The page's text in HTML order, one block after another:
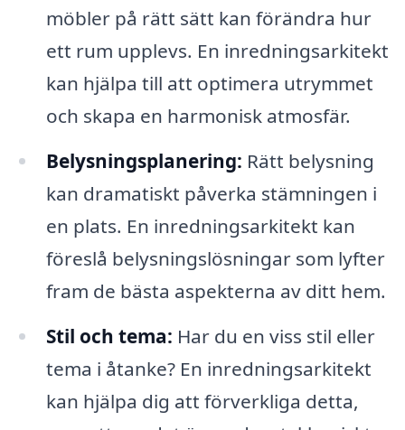
möbler på rätt sätt kan förändra hur
ett rum upplevs. En inredningsarkitekt
kan hjälpa till att optimera utrymmet
och skapa en harmonisk atmosfär.
Belysningsplanering: Rätt belysning
kan dramatiskt påverka stämningen i
en plats. En inredningsarkitekt kan
föreslå belysningslösningar som lyfter
fram de bästa aspekterna av ditt hem.
Stil och tema: Har du en viss stil eller
tema i åtanke? En inredningsarkitekt
kan hjälpa dig att förverkliga detta,